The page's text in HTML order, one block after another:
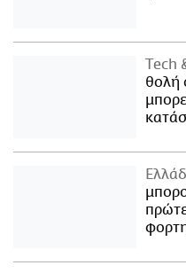
Τech
θολή